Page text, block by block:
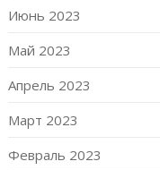
Июнь 2023
Май 2023
Апрель 2023
Март 2023
Февраль 2023